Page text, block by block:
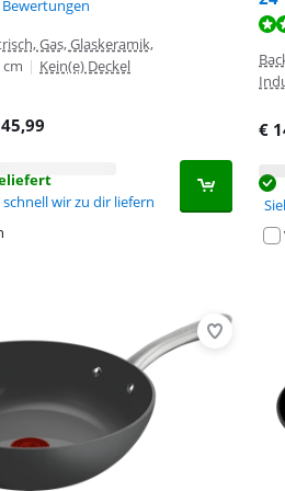
von 10, basierend auf 6 Bewertungen.
Bewertungen
Gas, Glaskeramik,
cm | Kein(e) Deckel
45,99
schnell wir zu dir liefern
von 10, basierend auf 95 Bewertungen.
€
von 10, basierend auf 43 Bewertungen.